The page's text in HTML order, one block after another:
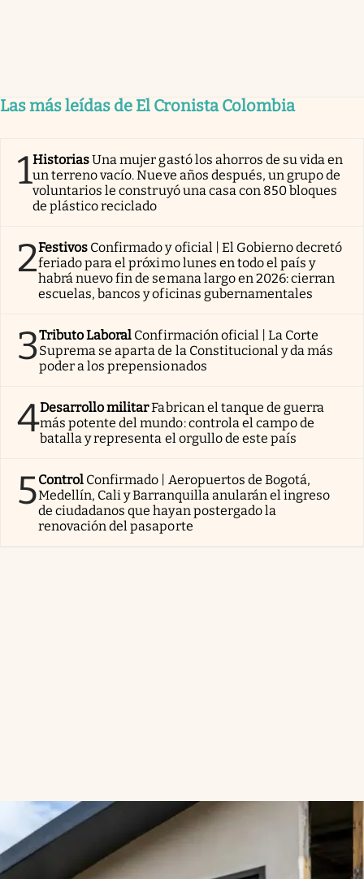
Las más leídas de El Cronista Colombia
1HistoriasUna mujer gastó los ahorros de su vida en
un terreno vacío. Nueve años después, un grupo de
voluntarios le construyó una casa con 850 bloques
de plástico reciclado
2Festivos Confirmado y oficial | El Gobierno decretó
feriado para el próximo lunes en todo el país y
habrá nuevo fin de semana largo en 2026: cierran
escuelas, bancos y oficinas gubernamentales
3Tributo Laboral Confirmación oficial | La Corte
Suprema se aparta de la Constitucional y da más
poder a los prepensionados
4Desarrollo militarFabrican el tanque de guerra
más potente del mundo: controla el campo de
batalla y representa el orgullo de este país
5Control Confirmado | Aeropuertos de Bogotá,
Medellín, Cali y Barranquilla anularán el ingreso
de ciudadanos que hayan postergado la
renovación del pasaporte